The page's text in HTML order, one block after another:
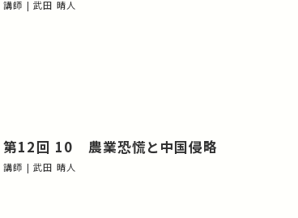
講師 | 武田 晴人
第12回 10 農業恐慌と中国侵略
講師 | 武田 晴人